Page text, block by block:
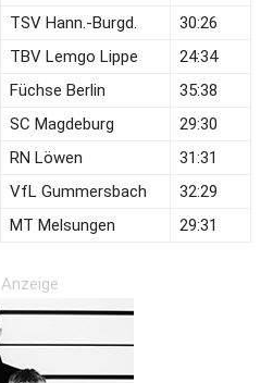
TSV Hann.-Burgd.
30:26
TBV Lemgo Lippe
24:34
Füchse Berlin
35:38
SC Magdeburg
29:30
RN Löwen
31:31
VfL Gummersbach
32:29
MT Melsungen 29:31
Anzeige